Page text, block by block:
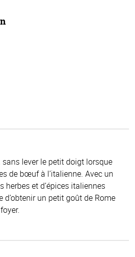
lever le petit doigt lorsque
de bœuf à l’italienne. Avec un
herbes et d’épices italiennes
un petit goût de Rome